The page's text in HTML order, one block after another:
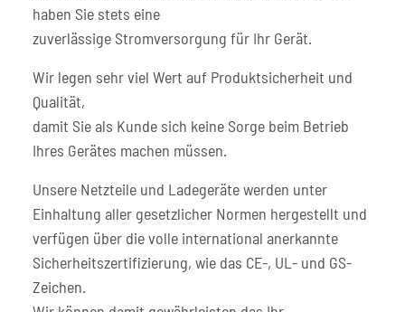
haben Sie stets eine
zuverlässige Stromversorgung für Ihr Gerät.
Wir legen sehr viel Wert auf Produktsicherheit und
Qualität,
damit Sie als Kunde sich keine Sorge beim Betrieb
Ihres Gerätes machen müssen.
Unsere Netzteile und Ladegeräte werden unter
Einhaltung aller gesetzlicher Normen hergestellt und
verfügen über die volle international anerkannte
Sicherheitszertifizierung, wie das CE-, UL- und GS-
Zeichen.